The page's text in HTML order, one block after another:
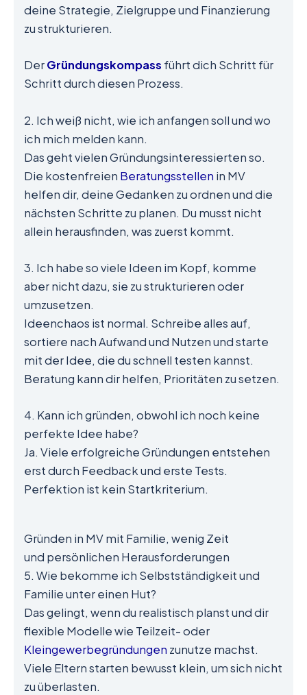
deine Strategie, Zielgruppe und Finanzierung
zu strukturieren.
DerGründungskompass führt dich Schritt für
Schritt durch diesen Prozess.
2. Ich weiß nicht, wie ich anfangen soll und wo
ich mich melden kann.
Das geht vielen Gründungsinteressierten so.
Die kostenfreien Beratungsstellen in MV
helfen dir, deine Gedanken zu ordnen und die
nächsten Schritte zu planen. Du musst nicht
allein herausfinden, was zuerst kommt.
3. Ich habe so viele Ideen im Kopf, komme
aber nicht dazu, sie zu strukturieren oder
umzusetzen.
Ideenchaos ist normal. Schreibe alles auf,
sortiere nach Aufwand und Nutzen und starte
mit der Idee, die du schnell testen kannst.
Beratung kann dir helfen, Prioritäten zu setzen.
4. Kann ich gründen, obwohl ich noch keine
perfekte Idee habe?
Ja. Viele erfolgreiche Gründungen entstehen
erst durch Feedback und erste Tests.
Perfektion ist kein Startkriterium.
Gründen in MV mit Familie, wenig Zeit
und persönlichen Herausforderungen
5. Wie bekomme ich Selbstständigkeit und
Familie unter einen Hut?
Das gelingt, wenn du realistisch planst und dir
flexible Modelle wie Teilzeit- oder
Kleingewerbegründungen zunutze machst.
Viele Eltern starten bewusst klein, um sich nicht
zu überlasten.